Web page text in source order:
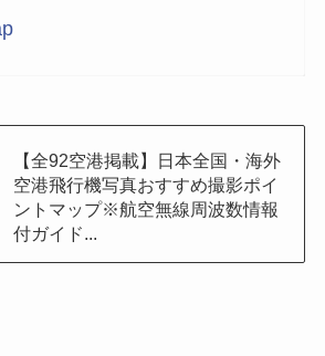
【全92空港掲載】日本全国・海外
空港飛行機写真おすすめ撮影ポイ
ントマップ※航空無線周波数情報
付ガイド...